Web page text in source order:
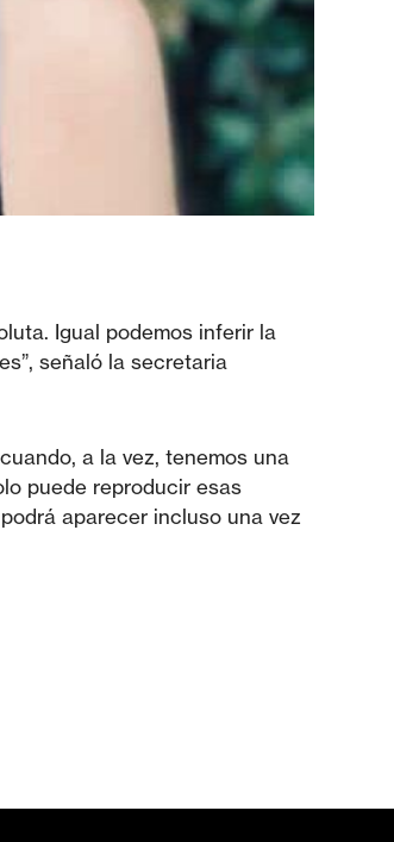
Igual podemos inferir la
señaló la secretaria
a la vez, tenemos una
puede reproducir esas
aparecer incluso una vez